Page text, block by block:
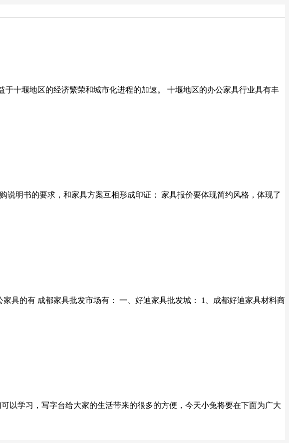
十堰地区的经济繁荣和城市化进程的加速。 十堰地区的办公家具行业具有丰
说明书的要求，和家具方案互相形成印证； 家具报价要体现简约风格，体现了
具的有 成都家具批发市场有： 一、好迪家具批发城： 1、成都好迪家具材料商
以学习，写字台给大家的生活带来的很多的方便，今天小兔将要在下面为广大